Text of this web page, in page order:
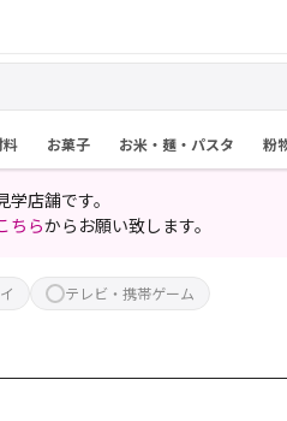
料 お菓子 お米・麺・パスタ 粉
学店舗です。
ちらからお願い致します。
テレビ・携帯ゲーム